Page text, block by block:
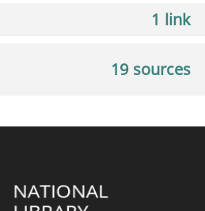
1 link
19 sources